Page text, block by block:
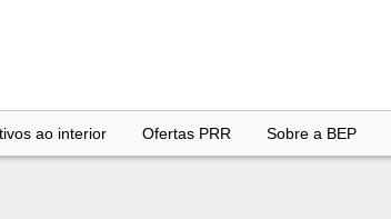
ao interior Ofertas PRR Sobre a BEP